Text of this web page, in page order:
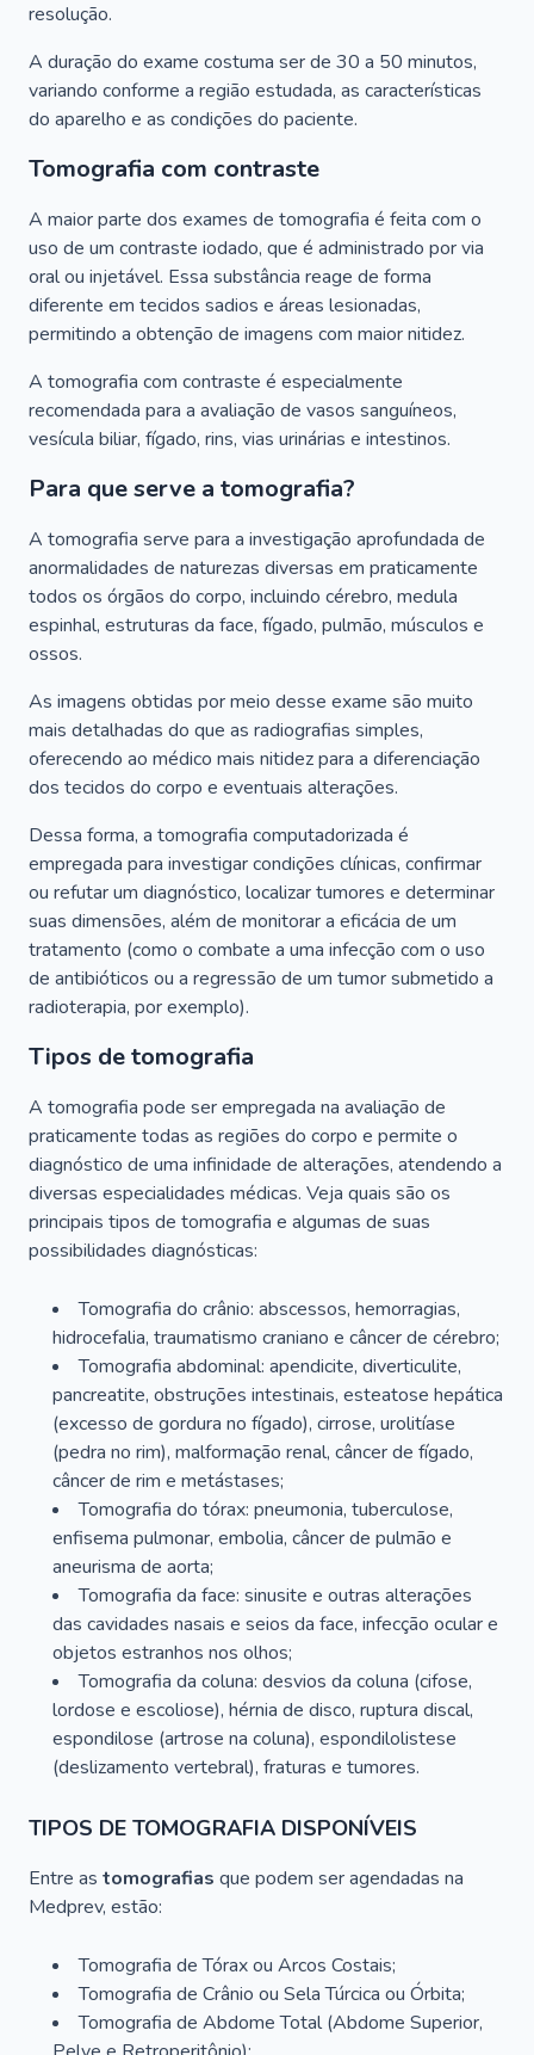
resolução.
A duração do exame costuma ser de 30 a 50 minutos,
variando conforme a região estudada, as características
do aparelho e as condições do paciente.
Tomografia com contraste
A maior parte dos exames de tomografia é feita com o
uso de um contraste iodado, que é administrado por via
oral ou injetável. Essa substância reage de forma
diferente em tecidos sadios e áreas lesionadas,
permitindo a obtenção de imagens com maior nitidez.
A tomografia com contraste é especialmente
recomendada para a avaliação de vasos sanguíneos,
vesícula biliar, fígado, rins, vias urinárias e intestinos.
Para que serve a tomografia?
A tomografia serve para a investigação aprofundada de
anormalidades de naturezas diversas em praticamente
todos os órgãos do corpo, incluindo cérebro, medula
espinhal, estruturas da face, fígado, pulmão, músculos e
ossos.
As imagens obtidas por meio desse exame são muito
mais detalhadas do que as radiografias simples,
oferecendo ao médico mais nitidez para a diferenciação
dos tecidos do corpo e eventuais alterações.
Dessa forma, a tomografia computadorizada é
empregada para investigar condições clínicas, confirmar
ou refutar um diagnóstico, localizar tumores e determinar
suas dimensões, além de monitorar a eficácia de um
tratamento (como o combate a uma infecção com o uso
de antibióticos ou a regressão de um tumor submetido a
radioterapia, por exemplo).
Tipos de tomografia
A tomografia pode ser empregada na avaliação de
praticamente todas as regiões do corpo e permite o
diagnóstico de uma infinidade de alterações, atendendo a
diversas especialidades médicas. Veja quais são os
principais tipos de tomografia e algumas de suas
possibilidades diagnósticas:
Tomografia do crânio: abscessos, hemorragias,
hidrocefalia, traumatismo craniano e câncer de cérebro;
Tomografia abdominal: apendicite, diverticulite,
pancreatite, obstruções intestinais, esteatose hepática
(excesso de gordura no fígado), cirrose, urolitíase
(pedra no rim), malformação renal, câncer de fígado,
câncer de rim e metástases;
Tomografia do tórax: pneumonia, tuberculose,
enfisema pulmonar, embolia, câncer de pulmão e
aneurisma de aorta;
Tomografia da face: sinusite e outras alterações
das cavidades nasais e seios da face, infecção ocular e
objetos estranhos nos olhos;
Tomografia da coluna: desvios da coluna (cifose,
lordose e escoliose), hérnia de disco, ruptura discal,
espondilose (artrose na coluna), espondilolistese
(deslizamento vertebral), fraturas e tumores.
TIPOS DE TOMOGRAFIA DISPONÍVEIS
Entre as tomografias que podem ser agendadas na
Medprev, estão:
Tomografia de Tórax ou Arcos Costais;
Tomografia de Crânio ou Sela Túrcica ou Órbita;
Tomografia de Abdome Total (Abdome Superior,